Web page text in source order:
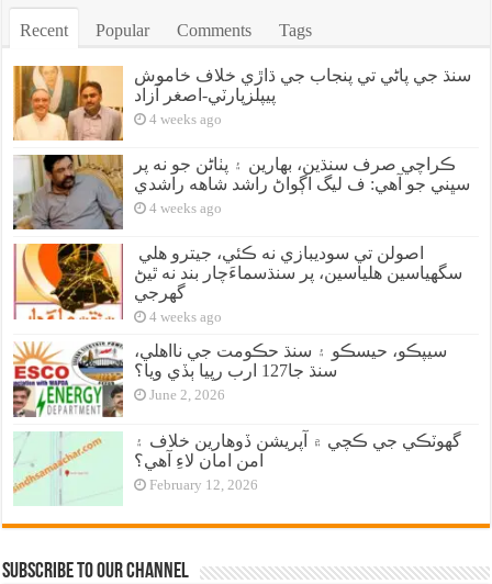
Recent Popular Comments Tags
سنڌ جي پاڻي تي پنجاب جي ڌاڙي خلاف خاموش
پيپلزپارٽي-اصغر آزاد
4 weeks ago
ڪراچي صرف سنڌين، بهارين ۽ پٺاڻن جو نه پر
سڀني جو آهي: ف ليگ اڳواڻ راشد شاهه راشدي
4 weeks ago
سگهياسين هلياسين، پر سنڌسماءَچار بند نه ٿيڻ
گهرجي
4 weeks ago
سيپڪو، حيسڪو ۽ سنڌ حڪومت جي نااهلي،
سنڌ جا127 ارب رپيا ٻڏي ويا؟
June 2, 2026
گهوٽڪي جي ڪچي ۾ آپريشن ڏوهارين خلاف ۽
امن امان لاءِ آهي؟
February 12, 2026
Subscribe to our Channel